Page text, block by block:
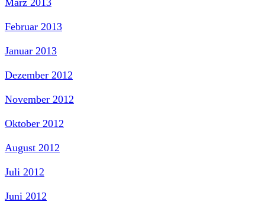
Februar 2013
Januar 2013
Dezember 2012
November 2012
Oktober 2012
August 2012
Juli 2012
Juni 2012